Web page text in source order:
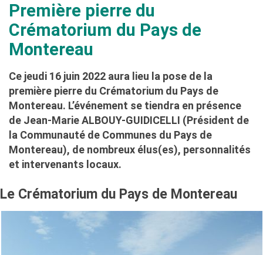
Première pierre du
Crématorium du Pays de
Montereau
Ce jeudi 16 juin 2022 aura lieu la pose de la
première pierre du Crématorium du Pays de
Montereau. L’événement se tiendra en présence
de Jean-Marie ALBOUY-GUIDICELLI (Président de
la Communauté de Communes du Pays de
Montereau), de nombreux élus(es), personnalités
et intervenants locaux.
Le Crématorium du Pays de Montereau